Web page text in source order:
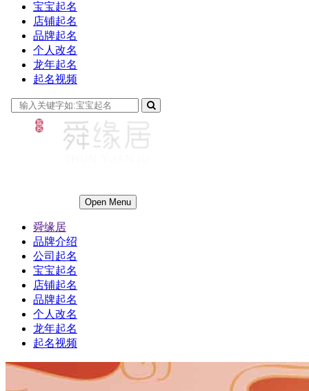
宝宝起名
店铺起名
品牌起名
个人改名
龙年起名
起名视频
Open Menu
舜缘居
品牌介绍
公司起名
宝宝起名
店铺起名
品牌起名
个人改名
龙年起名
起名视频